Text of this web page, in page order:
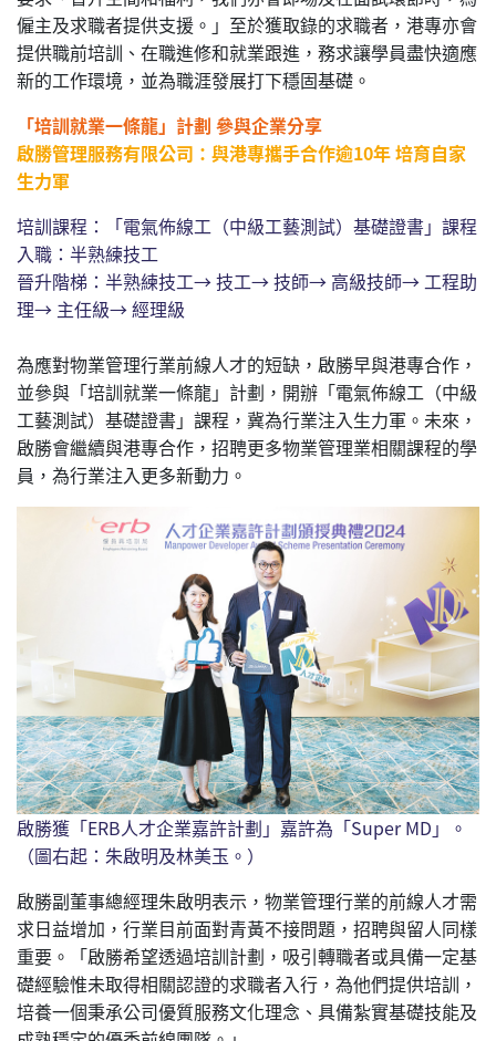
僱主及求職者提供支援。」至於獲取錄的求職者，港專亦會
提供職前培訓、在職進修和就業跟進，務求讓學員盡快適應
新的工作環境，並為職涯發展打下穩固基礎。
「培訓就業一條龍」計劃 參與企業分享
啟勝管理服務有限公司：與港專攜手合作逾10年 培育自家
生力軍
培訓課程：「電氣佈線工（中級工藝測試）基礎證書」課程
入職：半熟練技工
晉升階梯：半熟練技工→ 技工→ 技師→ 高級技師→ 工程助
理→ 主任級→ 經理級
為應對物業管理行業前線人才的短缺，啟勝早與港專合作，
並參與「培訓就業一條龍」計劃，開辦「電氣佈線工（中級
工藝測試）基礎證書」課程，冀為行業注入生力軍。未來，
啟勝會繼續與港專合作，招聘更多物業管理業相關課程的學
員，為行業注入更多新動力。
啟勝獲「ERB人才企業嘉許計劃」嘉許為「Super MD」。
（圖右起：朱啟明及林美玉。）
啟勝副董事總經理朱啟明表示，物業管理行業的前線人才需
求日益增加，行業目前面對青黃不接問題，招聘與留人同樣
重要。「啟勝希望透過培訓計劃，吸引轉職者或具備一定基
礎經驗惟未取得相關認證的求職者入行，為他們提供培訓，
培養一個秉承公司優質服務文化理念、具備紮實基礎技能及